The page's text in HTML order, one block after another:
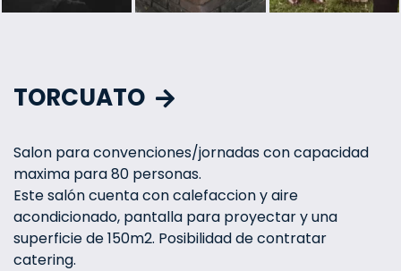
TORCUATO
Salon para convenciones/jornadas con capacidad
maxima para 80 personas.
Este salón cuenta con calefaccion y aire
acondicionado, pantalla para proyectar y una
superficie de 150m2. Posibilidad de contratar
catering.